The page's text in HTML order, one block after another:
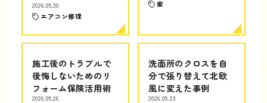
2026.05.30
エアコン修理
家
施工後のトラブルで
後悔しないためのリ
フォーム保険活用術
2026.05.26
洗面所のクロスを自
分で張り替えて北欧
風に変えた事例
2026.05.23